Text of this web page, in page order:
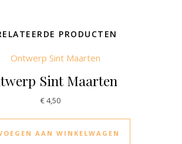
PRODUCTEN
Sint Maarten
€4,50
AAN WINKELWAGEN